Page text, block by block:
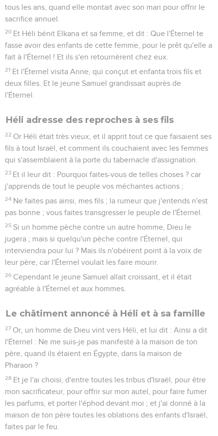
tous les ans, quand elle montait avec son mari pour offrir le
sacrifice annuel.
20 Et Héli bénit Elkana et sa femme, et dit : Que l'Éternel te
fasse avoir des enfants de cette femme, pour le prêt qu'elle a
fait à l'Éternel ! Et ils s'en retournèrent chez eux.
21 Et l'Éternel visita Anne, qui conçut et enfanta trois fils et
deux filles. Et le jeune Samuel grandissait auprès de
l'Éternel.
Héli adresse des reproches à ses fils
22 Or Héli était très vieux, et il apprit tout ce que faisaient ses
fils à tout Israël, et comment ils couchaient avec les femmes
qui s'assemblaient à la porte du tabernacle d'assignation.
23 Et il leur dit : Pourquoi faites-vous de telles choses ? car
j'apprends de tout le peuple vos méchantes actions ;
24 Ne faites pas ainsi, mes fils ; la rumeur que j'entends n'est
pas bonne ; vous faites transgresser le peuple de l'Éternel.
25 Si un homme pèche contre un autre homme, Dieu le
jugera ; mais si quelqu'un pèche contre l'Éternel, qui
interviendra pour lui ? Mais ils n'obéirent point à la voix de
leur père, car l'Éternel voulait les faire mourir.
26 Cependant le jeune Samuel allait croissant, et il était
agréable à l'Éternel et aux hommes.
Le châtiment annoncé à Héli et à sa famille
27 Or, un homme de Dieu vint vers Héli, et lui dit : Ainsi a dit
l'Éternel : Ne me suis-je pas manifesté à la maison de ton
père, quand ils étaient en Égypte, dans la maison de
Pharaon ?
28 Et je l'ai choisi, d'entre toutes les tribus d'Israël, pour être
mon sacrificateur, pour offrir sur mon autel, pour faire fumer
les parfums, et porter l'éphod devant moi ; et j'ai donné à la
maison de ton père toutes les oblations des enfants d'Israël,
faites par le feu.